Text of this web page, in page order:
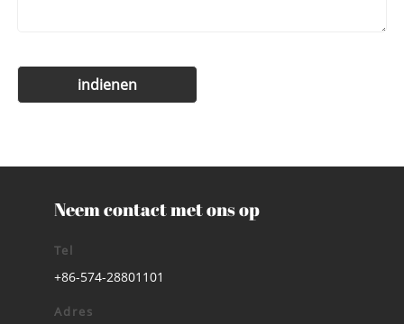
Neem contact met ons op
Tel
+86-574-28801101
Adres